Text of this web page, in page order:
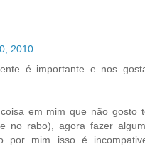
2010
é importante e nos
em mim que não gosto
no rabo), agora fazer
por mim isso é